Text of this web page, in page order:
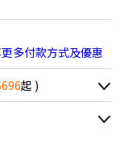
多付款方式及優惠
起 )
主